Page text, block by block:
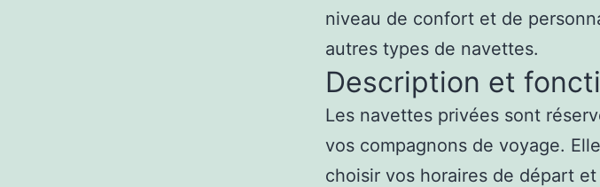
niveau de confort et de
autres types de navettes.
Description et
Les navettes privées sont
vos compagnons de voyage.
choisir vos horaires de départ